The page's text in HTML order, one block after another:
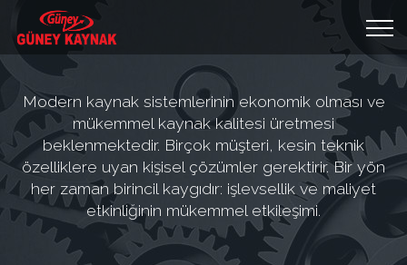
Modern kaynak sistemlerinin ekonomik olması ve
mükemmel kaynak kalitesi üretmesi
beklenmektedir. Birçok müşteri, kesin teknik
özelliklere uyan kişisel çözümler gerektirir. Bir yön
her zaman birincil kaygıdır: işlevsellik ve maliyet
etkinliğinin mükemmel etkileşimi.